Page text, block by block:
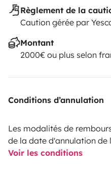
Règlement de la
Caution gérée par
Montant
2000€ ou plus selon
Conditions d’annulation
Les modalités de
de la date d'annulation de
Voir les conditions